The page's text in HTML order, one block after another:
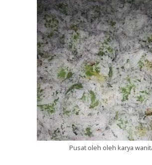
Pusat oleh oleh karya